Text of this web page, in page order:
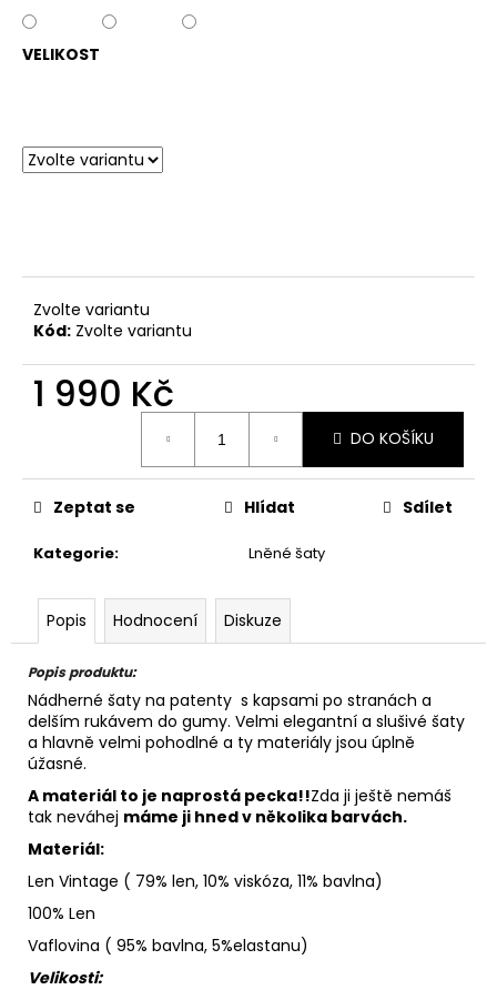
VELIKOST
Zvolte variantu
Kód: Zvolte variantu
1 990 Kč
DO KOŠÍKU
Kategorie: Lněné šaty
Zeptat se Hlídat Sdílet
Popis Hodnocení Diskuze
Popis produktu:
Nádherné šaty na patenty s kapsami po stranách a
delším rukávem do gumy. Velmi elegantní a slušivé šaty
a hlavně velmi pohodlné a ty materiály jsou úplně
úžasné.
A materiál to je naprostá pecka!!Zda ji ještě nemáš
tak neváhej máme ji hned v několika barvách.
Materiál:
Len Vintage ( 79% len, 10% viskóza, 11% bavlna)
100% Len
Vaflovina ( 95% bavlna, 5%elastanu)
Velikosti: